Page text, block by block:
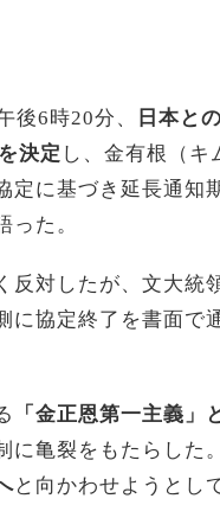
後6時20分、
日本と
決定 し、金有根（キ
定に基づき延長通知
た。
反対したが、文大統
に協定終了を書面で
「金正恩第一主義」
に亀裂をもたらした。
と向かわせようとし